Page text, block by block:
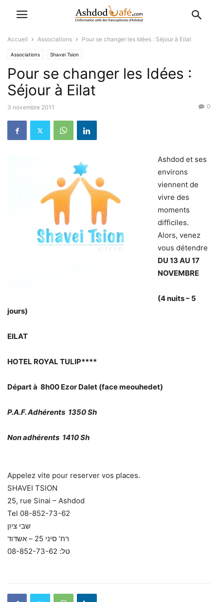
Accueil Associations Pour se changer les Idées : Séjour à Eilat
Associations Shavei Tsion
Pour se changer les Idées :
Séjour à Eilat
3 novembre 2011 0
Ashdod et ses
environs
viennent de
vivre des
moments
difficiles.
Alors, venez
vous détendre
DU 13 AU 17
NOVEMBRE
(4 nuits – 5
jours)
EILAT
HOTEL ROYAL TULIP****
Départ à 8h00 Ezor Dalet (face meouhedet)
P.A.F. Adhérents 1350 Sh
Non adhérents 1410 Sh
Appelez vite pour reserver vos places.
SHAVEI TSION
25, rue Sinai – Ashdod
Tel 08-852-73-62
שבי ציון
רח’ סיני 25 – אשדוד
טל: 08-852-73-62